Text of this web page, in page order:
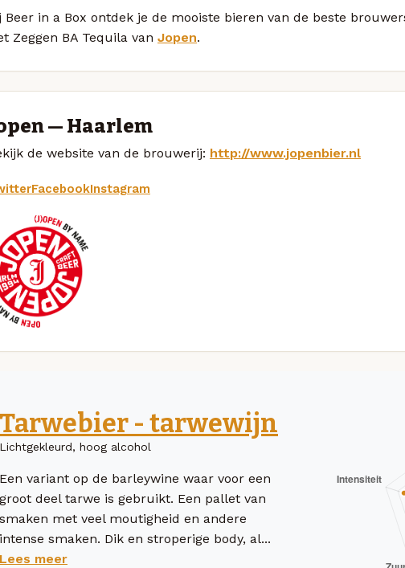
Beer in a Box ontdek je de mooiste bieren van de beste
Zeggen BA Tequila van Jopen.
— Haarlem
de website van de brouwerij: http://www.jopenbier.nl
FacebookInstagram
Tarwebier - tarwewijn
Lichtgekleurd, hoog alcohol
Een variant op de barleywine waar voor een
groot deel tarwe is gebruikt. Een pallet van
smaken met veel moutigheid en andere
intense smaken. Dik en stroperige body, al...
Lees meer